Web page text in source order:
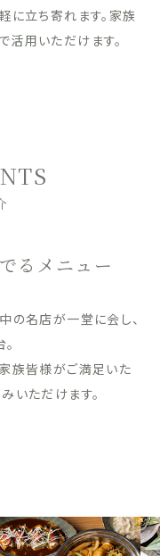
に立ち寄れます。家族
活用いただけます。
るメニュー
の名店が一堂に会し、
族皆様がご満足いた
いただけます。